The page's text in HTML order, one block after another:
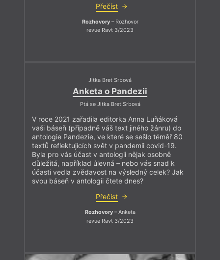
Přečíst
Rozhovory– Rozhovor
revue Ravt 3/2023
Jitka Bret Srbová
Anketa o Pandezii
Ptá se Jitka Bret Srbová
V roce 2021 zařadila editorka Anna Luňáková
vaši báseň (případně váš text jiného žánru) do
antologie Pandezie, ve které se sešlo téměř 80
textů reflektujících svět v pandemii covid-19.
Byla pro vás účast v antologii nějak osobně
důležitá, například úlevná – nebo vás snad k
účasti vedla zvědavost na výsledný celek? Jak
svou báseň v antologii čtete dnes?
Přečíst
Rozhovory– Anketa
revue Ravt 3/2023